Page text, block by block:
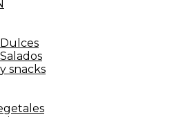
snacks